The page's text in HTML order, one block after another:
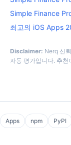
Simple Finance
최고의 iOS Apps
Disclaimer: Nerq 신
자동 평가입니다. 추
Apps npm PyPI